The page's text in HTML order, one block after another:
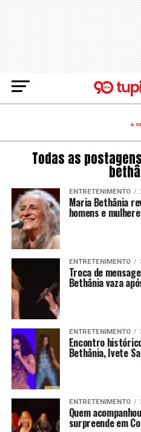
A
Todas as
ENTRETENIMENTO
Maria Bethânia
homens e
ENTRETENIMENTO
Troca de
Bethânia vaza
ENTRETENIMENTO
Encontro
Bethânia, Ivete
ENTRETENIMENTO
Quem
surpreende em